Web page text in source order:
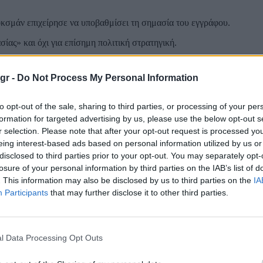
- Do Not Process My Personal Information
opt-out of the sale, sharing to third parties, or processing of your
for targeted advertising by us, please use the below opt-out
selection. Please note that after your opt-out request is processed
interest-based ads based on personal information utilized by us
to third parties prior to your opt-out. You may separately
of your personal information by third parties on the IAB’s list of
This information may also be disclosed by us to third parties on the
Participants that may further disclose it to other third parties.
Data Processing Opt Outs
επιχείρησε να υποβαθμίσει τη σημασία του εγγράφου.
και όχι για επίσημη πολιτική στρατηγική.
το σημείωμα, δήλωσε ότι ο ίδιος ο Γκλουκσμάν
ακόμη και σε πολίτες που δεν στηρίζουν παραδοσιακά την
και να τροφοδοτεί έντονη συζήτηση στα γαλλικά μέσα
απόσταση αναπνοής από την πρόκριση στον δεύτερο γύρο των
ο οποίος επιχειρεί να προσελκύσει απογοητευμένους
πολιτικό μήνυμα, προσπαθώντας να κινητοποιήσει νέους,
για την ηγεμονία στον χώρο της γαλλικής Αριστεράς βρίσκεται